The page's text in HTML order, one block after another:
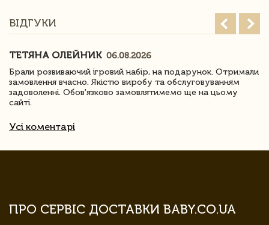
ВІДГУКИ
ТЕТЯНА ОЛЕЙНИК 06.08.2026
Брали розвиваючий ігровий набір, на подарунок. Отримали
замовлення вчасно. Якістю виробу та обслуговуванням
задоволенні. Обов'язково замовлятимемо ще на цьому
сайті.
Усі коментарі
ПРО СЕРВІС ДОСТАВКИ BABY.CO.UA